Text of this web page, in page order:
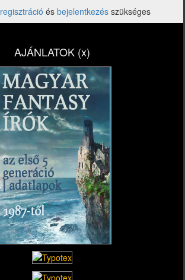
regisztráció és bejelentkezés szükséges
AJÁNLATOK (x)